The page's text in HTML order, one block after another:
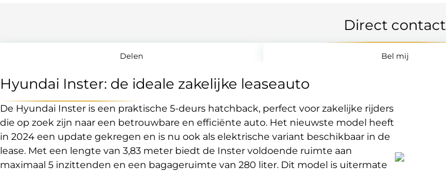
Direct contact
Delen Bel mij
Hyundai Inster: de ideale zakelijke leaseauto
De Hyundai Inster is een praktische 5-deurs hatchback, perfect voor zakelijke rijders
die op zoek zijn naar een betrouwbare en efficiënte auto. Het nieuwste model heeft
in 2024 een update gekregen en is nu ook als elektrische variant beschikbaar in de
lease. Met een lengte van 3,83 meter biedt de Inster voldoende ruimte aan
maximaal 5 inzittenden en een bagageruimte van 280 liter. Dit model is uitermate